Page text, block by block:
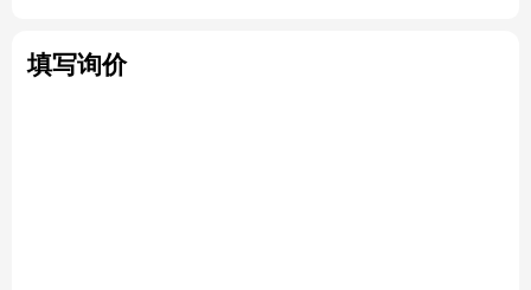
填写询价